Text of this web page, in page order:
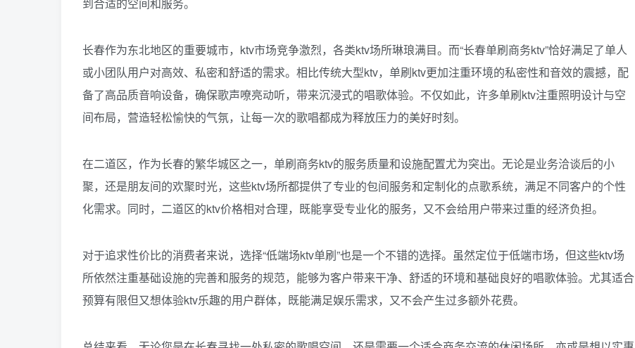
长春作为东北地区的重要城市，ktv市场竞争激烈，各类ktv场所琳琅满目。而“长春单刷商务ktv”恰好满足了单人
或小团队用户对高效、私密和舒适的需求。相比传统大型ktv，单刷ktv更加注重环境的私密性和音效的震撼，配
备了高品质音响设备，确保歌声嘹亮动听，带来沉浸式的唱歌体验。不仅如此，许多单刷ktv注重照明设计与空
间布局，营造轻松愉快的气氛，让每一次的歌唱都成为释放压力的美好时刻。
在二道区，作为长春的繁华城区之一，单刷商务ktv的服务质量和设施配置尤为突出。无论是业务洽谈后的小
聚，还是朋友间的欢聚时光，这些ktv场所都提供了专业的包间服务和定制化的点歌系统，满足不同客户的个性
化需求。同时，二道区的ktv价格相对合理，既能享受专业化的服务，又不会给用户带来过重的经济负担。
对于追求性价比的消费者来说，选择“低端场ktv单刷”也是一个不错的选择。虽然定位于低端市场，但这些ktv场
所依然注重基础设施的完善和服务的规范，能够为客户带来干净、舒适的环境和基础良好的唱歌体验。尤其适合
预算有限但又想体验ktv乐趣的用户群体，既能满足娱乐需求，又不会产生过多额外花费。